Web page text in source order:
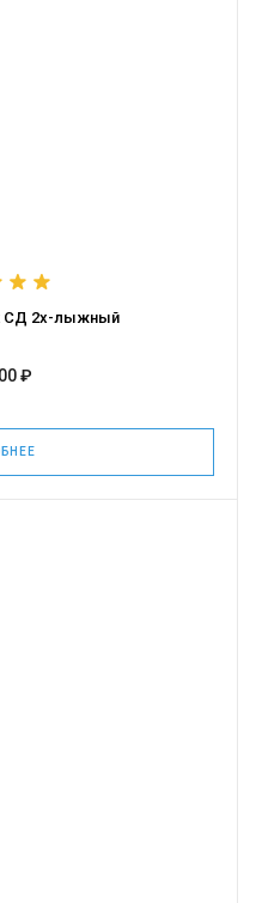
СД 2х-лыжный
₽